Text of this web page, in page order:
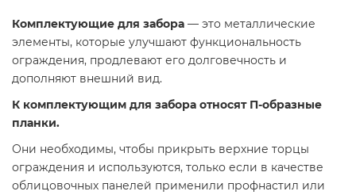
Комплектующие для забора — это металлические
элементы, которые улучшают функциональность
ограждения, продлевают его долговечность и
дополняют внешний вид.
К комплектующим для забора относят П-образные
планки.
Они необходимы, чтобы прикрыть верхние торцы
ограждения и используются, только если в качестве
облицовочных панелей применили профнастил или